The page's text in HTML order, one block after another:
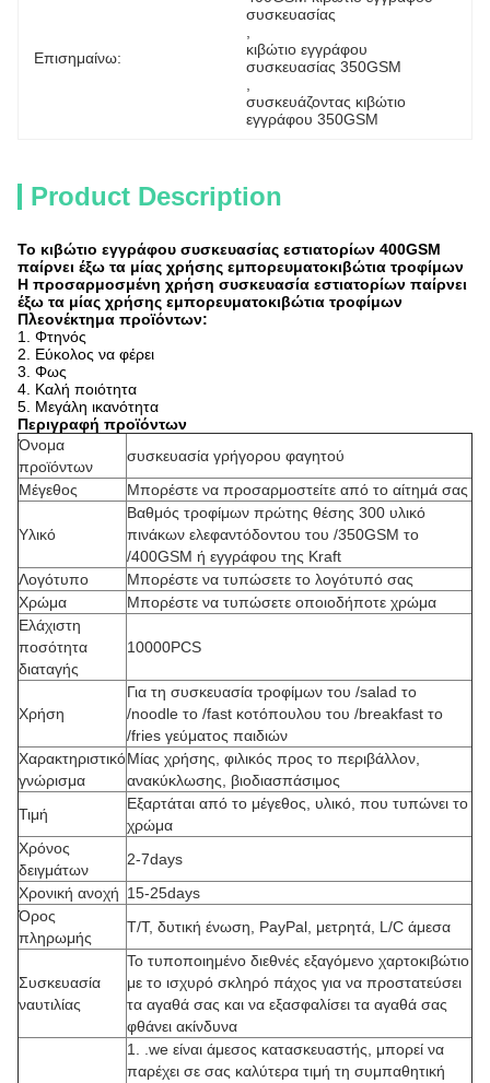
Επισημαίνω:
συσκευασίας
κιβώτιο εγγράφου
συσκευασίας 350GSM
συσκευάζοντας κιβώτιο
εγγράφου 350GSM
Product Description
Το κιβώτιο εγγράφου συσκευασίας εστιατορίων 400GSM
παίρνει έξω τα μίας χρήσης εμπορευματοκιβώτια τροφίμων
Η προσαρμοσμένη χρήση συσκευασία εστιατορίων παίρνει
έξω τα μίας χρήσης εμπορευματοκιβώτια τροφίμων
Πλεονέκτημα προϊόντων:
1. Φτηνός
2. Εύκολος να φέρει
3. Φως
4. Καλή ποιότητα
5. Μεγάλη ικανότητα
Περιγραφή προϊόντων
Όνομα
προϊόντων
συσκευασία γρήγορου φαγητού
Μέγεθος
Μπορέστε να προσαρμοστείτε από το αίτημά σας
Υλικό
Βαθμός τροφίμων πρώτης θέσης 300 υλικό
πινάκων ελεφαντόδοντου του /350GSM το
/400GSM ή εγγράφου της Kraft
Λογότυπο
Μπορέστε να τυπώσετε το λογότυπό σας
Χρώμα
Μπορέστε να τυπώσετε οποιοδήποτε χρώμα
Ελάχιστη
ποσότητα
διαταγής
10000PCS
Χρήση
Για τη συσκευασία τροφίμων του /salad το
/noodle το /fast κοτόπουλου του /breakfast το
/fries γεύματος παιδιών
Χαρακτηριστικό
γνώρισμα
Μίας χρήσης, φιλικός προς το περιβάλλον,
ανακύκλωσης, βιοδιασπάσιμος
Τιμή
Εξαρτάται από το μέγεθος, υλικό, που τυπώνει το
χρώμα
Χρόνος
δειγμάτων
2-7days
Χρονική ανοχή 15-25days
Όρος
πληρωμής
T/T, δυτική ένωση, PayPal, μετρητά, L/C άμεσα
Συσκευασία
ναυτιλίας
Το τυποποιημένο διεθνές εξαγόμενο χαρτοκιβώτιο
με το ισχυρό σκληρό πάχος για να προστατεύσει
τα αγαθά σας και να εξασφαλίσει τα αγαθά σας
φθάνει ακίνδυνα
1. .we είναι άμεσος κατασκευαστής, μπορεί να
παρέχει σε σας καλύτερα τιμή τη συμπαθητική